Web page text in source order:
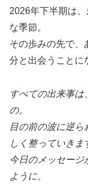
2026年下半期は
な季節。
その歩みの先で、
分と出会うことに
すべての出来事は
の。
目の前の波に逆ら
しく整っていきま
今日のメッセージ
ように。